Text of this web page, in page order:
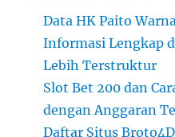
Data HK Paito
Informasi Lengkap
Lebih Terstruktur
Slot Bet 200 dan
dengan Anggaran
Daftar Situs